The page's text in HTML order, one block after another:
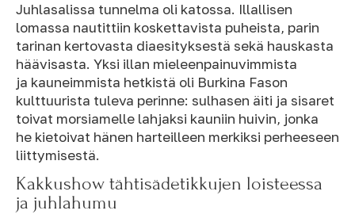
Juhlasalissa tunnelma oli katossa. Illallisen
lomassa nautittiin koskettavista puheista, parin
tarinan kertovasta diaesityksestä sekä hauskasta
häävisasta. Yksi illan mieleenpainuvimmista
ja kauneimmista hetkistä oli Burkina Fason
kulttuurista tuleva perinne: sulhasen äiti ja sisaret
toivat morsiamelle lahjaksi kauniin huivin, jonka
he kietoivat hänen harteilleen merkiksi perheeseen
liittymisestä.
Kakkushow tähtisädetikkujen loisteessa
ja juhlahumu